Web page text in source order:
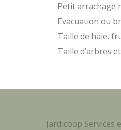
Petit arrachage
Evacuation ou
Taille de haie,
Taille d’arbres
Jardicoop Services